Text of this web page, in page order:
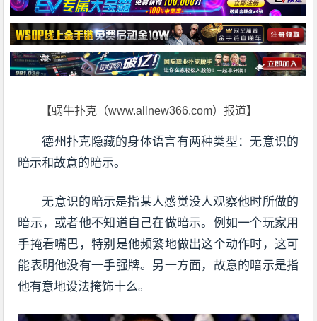
【蜗牛扑克（www.allnew366.com）报道】
德州扑克隐藏的身体语言有两种类型：无意识的
暗示和故意的暗示。
无意识的暗示是指某人感觉没人观察他时所做的
暗示，或者他不知道自己在做暗示。例如一个玩家用
手掩看嘴巴，特别是他频繁地做出这个动作时，这可
能表明他没有一手强牌。另一方面，故意的暗示是指
他有意地设法掩饰十么。